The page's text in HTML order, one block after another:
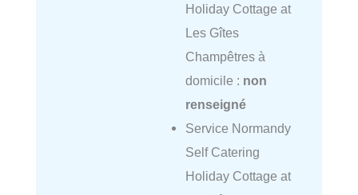
Holiday Cottage at
Les Gîtes
Champêtres à
domicile : non
renseigné
Service Normandy
Self Catering
Holiday Cottage at